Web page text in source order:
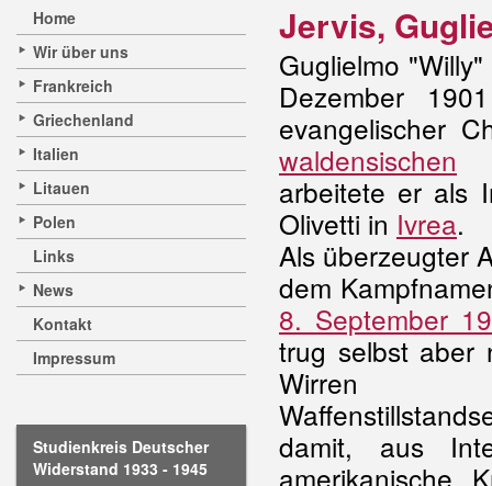
Home
Wir über uns
Frankreich
Griechenland
Italien
Litauen
Polen
Links
News
Kontakt
Impressum
Studienkreis Deutscher
Widerstand 1933 - 1945
Jervis,
Guglielmo
Dezember
evangelischer
waldensischen
arbeitete er als
Olivetti in Ivrea.
Als überzeugter
dem
8. September
trug selbst aber
damit, aus
amerikanische